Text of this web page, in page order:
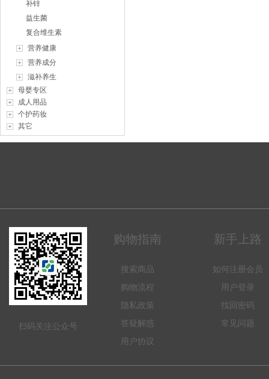
补锌
益生菌
复合维生素
营养健康
营养成分
滋补养生
母婴专区
成人用品
个护药妆
其它
扫码关注公众号
购物指南
搜索商品
购物流程
隐私政策
答疑解惑
用户协议
新手上路
如何注册会员
用户登录
找回密码
常见问题